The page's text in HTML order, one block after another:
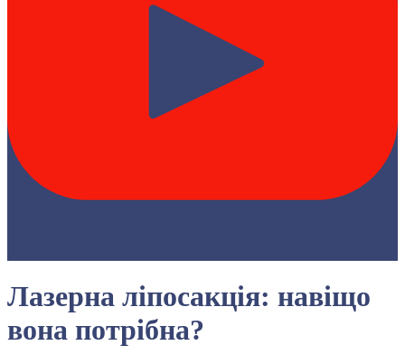
Лазерна ліпосакція: навіщо
вона потрібна?